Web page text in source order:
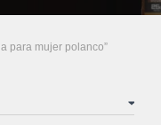
para mujer polanco”